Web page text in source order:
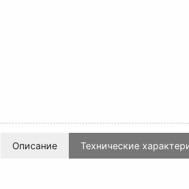
Описание Технические